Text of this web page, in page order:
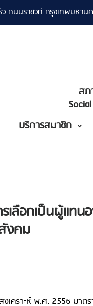
ถนนราชวิถี กรุงเทพมหาน
สภ
บริการสมาชิก
เลือกเป็นผู้แท
งคม
คราะห์ พ.ศ. 2556 มาตร